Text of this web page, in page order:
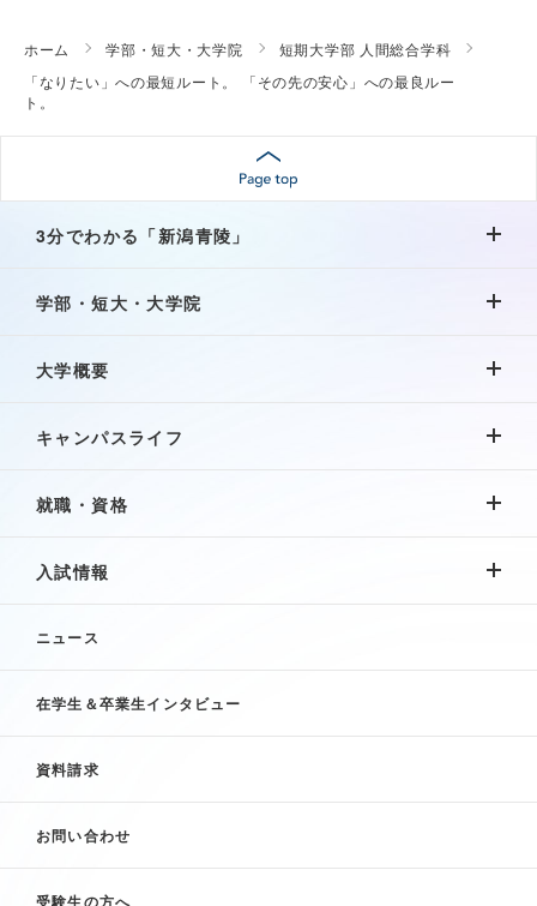
ホーム 学部・短大・大学院
短期大学部 人間総合学科
「なりたい」への最短ルート。 「その先の安心」への最良ルー
ト。
3分でわかる「新潟青陵」
学部・短大・大学院
大学概要
キャンパスライフ
就職・資格
入試情報
ニュース
在学生＆卒業生インタビュー
資料請求
お問い合わせ
受験生の方へ